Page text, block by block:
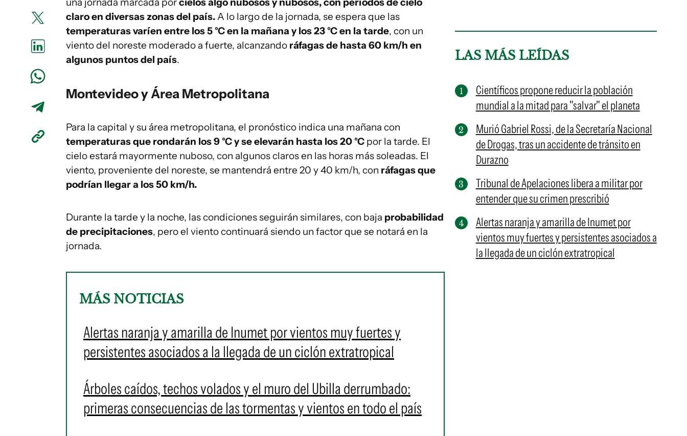
claro en diversas zonas del país.A lo largo de la jornada, se espera que las
temperaturas varíen entre los 5 °C en la mañana y los 23 °C en la tarde, con un
viento del noreste moderado a fuerte, alcanzando ráfagas de hasta 60 km/h en
algunos puntos del país.
Montevideo y Área Metropolitana
Para la capital y su área metropolitana, el pronóstico indica una mañana con
temperaturas que rondarán los 9 °C y se elevarán hasta los 20 °C por la tarde. El
cielo estará mayormente nuboso, con algunos claros en las horas más soleadas. El
viento, proveniente del noreste, se mantendrá entre 20 y 40 km/h, con ráfagas que
podrían llegar a los 50 km/h.
Durante la tarde y la noche, las condiciones seguirán similares, con baja probabilidad
de precipitaciones, pero el viento continuará siendo un factor que se notará en la
jornada.
MÁS NOTICIAS
Alertas naranja y amarilla de Inumet por vientos muy fuertes y
persistentes asociados a la llegada de un ciclón extratropical
Árboles caídos, techos volados y el muro del Ubilla derrumbado:
primeras consecuencias de las tormentas y vientos en todo el país
LAS MÁS LEÍDAS
Científicos propone reducir la población
mundial a la mitad para "salvar" el planeta
Murió Gabriel Rossi, de la Secretaría Nacional
de Drogas, tras un accidente de tránsito en
Durazno
Tribunal de Apelaciones libera a militar por
entender que su crimen prescribió
Alertas naranja y amarilla de Inumet por
vientos muy fuertes y persistentes asociados a
la llegada de un ciclón extratropical